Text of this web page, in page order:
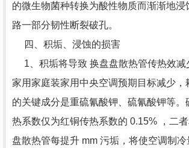
的微生物菌种转换为酸性物质而渐渐地浸
路一部分韧性断裂破孔。
四、积垢、浸蚀的损害
1、积垢将导致 换盘盘散热管传热效减
家用家庭装家用中央空调预期目标减少，
的关键成分是重硫氰酸钾、硫氰酸钾等。
热系数仅为红铜传热系数的 0.15% ，二
盘散热管每提升 mm 污垢，将使空调制